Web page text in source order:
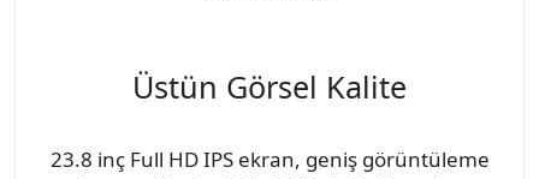
Üstün Görsel Kalite
23.8 inç Full HD IPS ekran, geniş görüntüleme